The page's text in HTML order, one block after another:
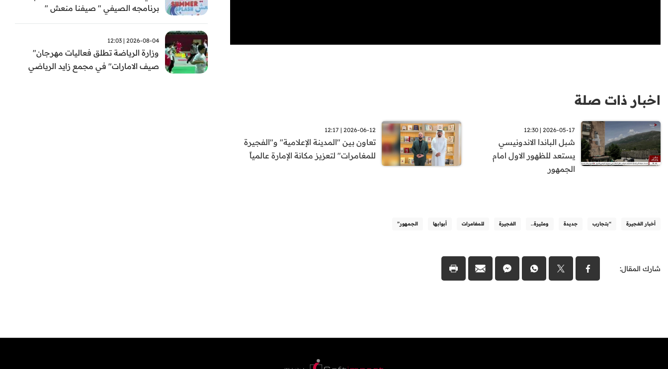
اخبار ذات صلة
2026-05-17 | 12:30
شبل الباندا الاندونيسي
يستعد للظهور الاول امام
الجمهور
2026-06-12 | 12:17
تعاون بين "المدينة الإعلامية" و"الفجيرة
للمغامرات" لتعزيز مكانة الإمارة عالمياً
أخبار الفجيرة “بتجارب جديدة ومثيرة.. الفجيرة للمغامرات أبوابها الجمهور”
شارك المقال:
برنامجه الصيفي " صيفنا منعش "
2026-08-04 | 12:03
وزارة الرياضة تطلق فعاليات مهرجان"
صيف الامارات" في مجمع زايد الرياضي